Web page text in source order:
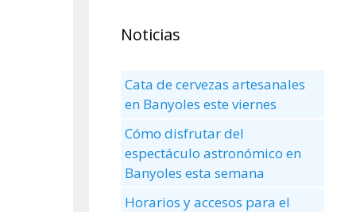
Noticias
Cata de cervezas artesanales
en Banyoles este viernes
Cómo disfrutar del
espectáculo astronómico en
Banyoles esta semana
Horarios y accesos para el